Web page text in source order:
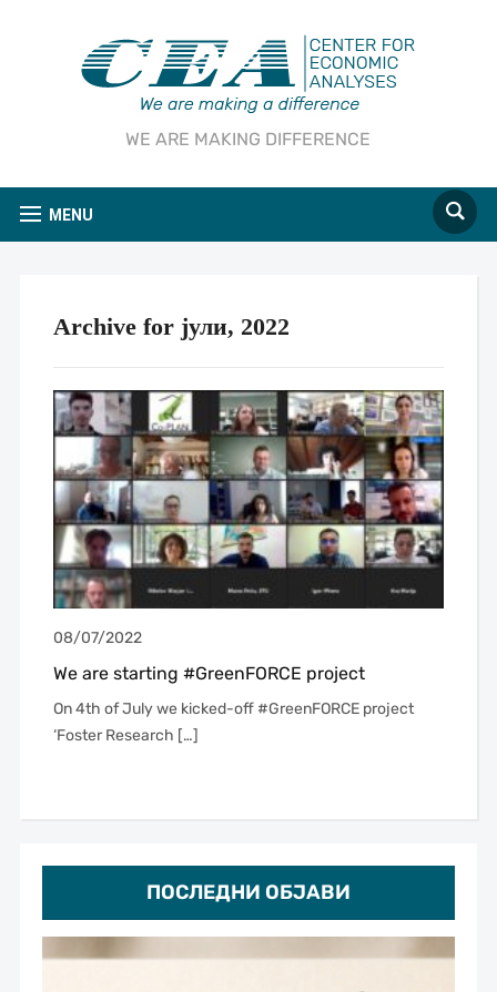
WE ARE MAKING DIFFERENCE
MENU
ПОСЛЕДНИ ОБЈАВИ
Archive for јули, 2022
08/07/2022
We are starting #GreenFORCE project
On 4th of July we kicked-off #GreenFORCE project
‘Foster Research […]